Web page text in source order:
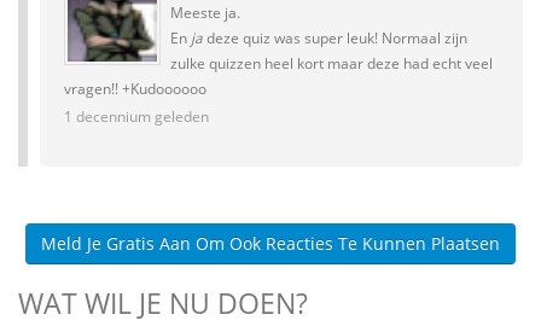
Meeste ja.
En jadeze quiz was super leuk! Normaal zijn
zulke quizzen heel kort maar deze had echt veel
vragen!! +Kudoooooo
1 decennium geleden
Meld Je Gratis Aan Om Ook Reacties Te Kunnen Plaatsen
WAT WIL JE NU DOEN?